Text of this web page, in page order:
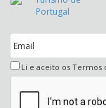
Li e aceito os Termos